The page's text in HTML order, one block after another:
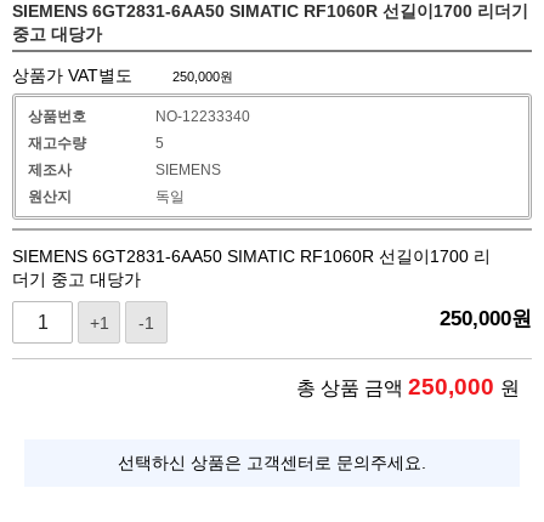
SIEMENS 6GT2831-6AA50 SIMATIC RF1060R 선길이1700 리더기
중고 대당가
상품가 VAT별도 250,000원
상품번호
NO-12233340
재고수량
5
제조사
SIEMENS
원산지
독일
SIEMENS 6GT2831-6AA50 SIMATIC RF1060R 선길이1700 리
더기 중고 대당가
+1 -1 250,000원
총 상품 금액 250,000 원
선택하신 상품은 고객센터로 문의주세요.